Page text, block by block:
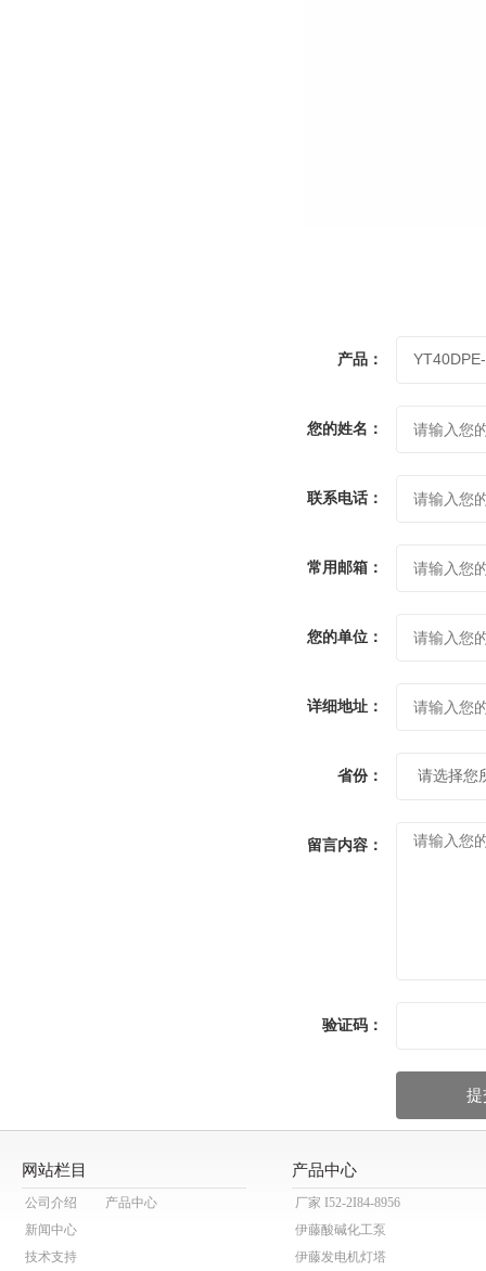
产品：
您的姓名：
联系电话：
常用邮箱：
您的单位：
详细地址：
省份：
留言内容：
验证码：
网站栏目
公司介绍
产品中心
新闻中心
技术支持
产品中心
厂家 I52-2I84-8956
伊藤酸碱化工泵
伊藤发电机灯塔